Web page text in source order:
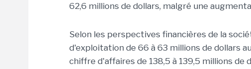
62,6 millions de dollars, malgré une
Selon les perspectives financières de la
d'exploitation de 66 à 63 millions de dollars
chiffre d'affaires de 138,5 à 139,5 millions